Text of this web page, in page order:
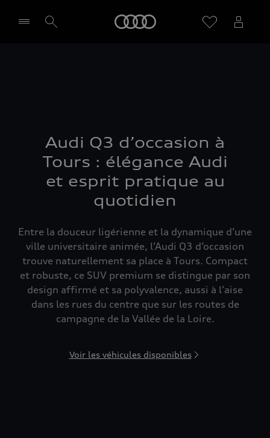
Audi Q3 d’occasion à
Tours : élégance Audi
et esprit pratique au
quotidien
Entre la douceur ligérienne et la dynamique d’une
ville universitaire animée, l’Audi Q3 d’occasion
trouve naturellement sa place à Tours. Compact
et robuste, ce SUV premium se distingue par son
design affirmé et sa polyvalence, aussi à l’aise
dans les rues du centre que sur les routes de
campagne de la Vallée de la Loire.
Voir les véhicules disponibles